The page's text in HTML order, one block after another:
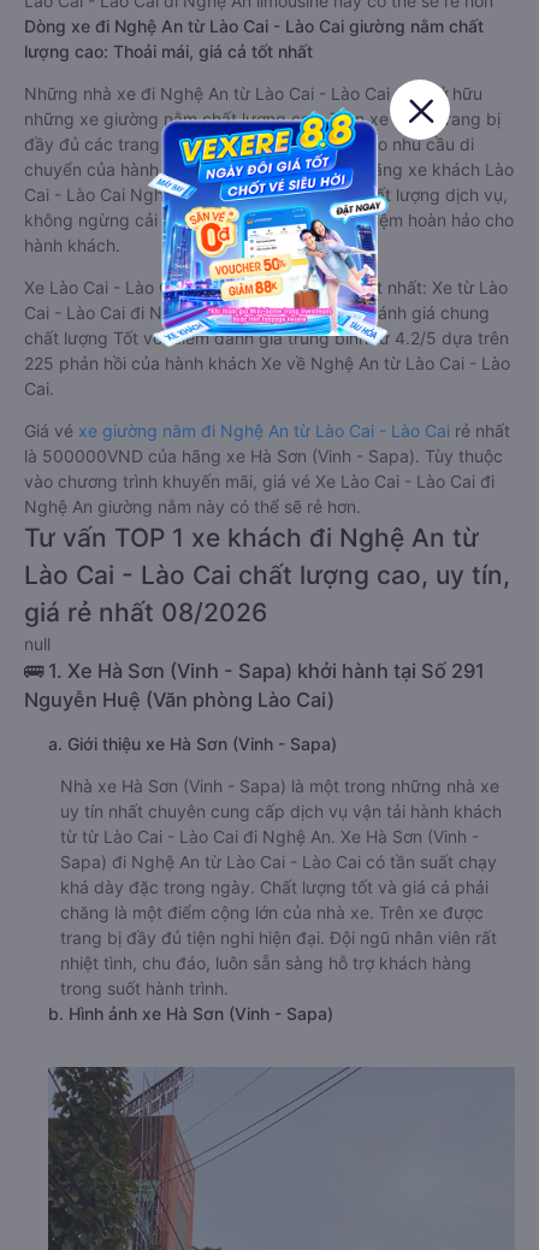
Dòng xe đi Nghệ An từ Lào Cai - Lào Cai giường nằm chất
lượng cao: Thoải mái, giá cả tốt nhất
Những nhà xe đi Nghệ An từ Lào Cai - Lào Cai đều sở hữu
những xe giường nằm chất lượng cao. Trên xe được trang bị
đầy đủ các trang thiết bị hiện đại phục vụ cho nhu cầu di
chuyển của hành khách. Bên cạnh đó, các hãng xe khách Lào
Cai - Lào Cai Nghệ An luôn chú trọng đến chất lượng dịch vụ,
không ngừng cải thiện để mang đến trải nghiệm hoàn hảo cho
hành khách.
Xe Lào Cai - Lào Cai Nghệ An giường nằm tốt nhất: Xe từ Lào
Cai - Lào Cai đi Nghệ An giường nằm được đánh giá chung
chất lượng Tốt với điểm đánh giá trung bình từ 4.2/5 dựa trên
225 phản hồi của hành khách Xe về Nghệ An từ Lào Cai - Lào
Cai.
Giá vé xe giường nằm đi Nghệ An từ Lào Cai - Lào Cai rẻ nhất
là 500000VND của hãng xe Hà Sơn (Vinh - Sapa). Tùy thuộc
vào chương trình khuyến mãi, giá vé Xe Lào Cai - Lào Cai đi
Nghệ An giường nằm này có thể sẽ rẻ hơn.
Tư vấn TOP 1 xe khách đi Nghệ An từ
Lào Cai - Lào Cai chất lượng cao, uy tín,
giá rẻ nhất 08/2026
null
🚌 1. Xe Hà Sơn (Vinh - Sapa) khởi hành tại Số 291
Nguyễn Huệ (Văn phòng Lào Cai)
a. Giới thiệu xe Hà Sơn (Vinh - Sapa)
Nhà xe Hà Sơn (Vinh - Sapa) là một trong những nhà xe
uy tín nhất chuyên cung cấp dịch vụ vận tải hành khách
từ từ Lào Cai - Lào Cai đi Nghệ An. Xe Hà Sơn (Vinh -
Sapa) đi Nghệ An từ Lào Cai - Lào Cai có tần suất chạy
khá dày đặc trong ngày. Chất lượng tốt và giá cả phải
chăng là một điểm cộng lớn của nhà xe. Trên xe được
trang bị đầy đủ tiện nghi hiện đại. Đội ngũ nhân viên rất
nhiệt tình, chu đáo, luôn sẵn sàng hỗ trợ khách hàng
trong suốt hành trình.
b. Hình ảnh xe Hà Sơn (Vinh - Sapa)